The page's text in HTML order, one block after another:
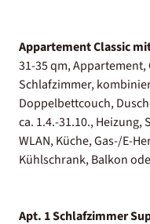
Appartement Classic
31-35 qm,
Schlafzimmer,
Doppelbettcouch,
ca. 1.4.-31.10., Heizung,
WLAN, Küche, Gas-/E-
Kühlschrank, Balkon
Apt. 1 Schlafzimmer